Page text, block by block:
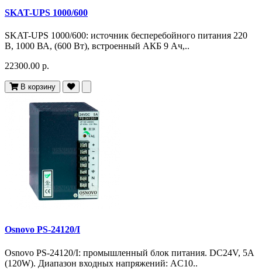
SKAT-UPS 1000/600
SKAT-UPS 1000/600: источник бесперебойного питания 220
В, 1000 ВА, (600 Вт), встроенный АКБ 9 Ач,..
22300.00 р.
В корзину
Osnovo PS-24120/I
Osnovo PS-24120/I: промышленный блок питания. DC24V, 5A
(120W). Диапазон входных напряжений: AC10..